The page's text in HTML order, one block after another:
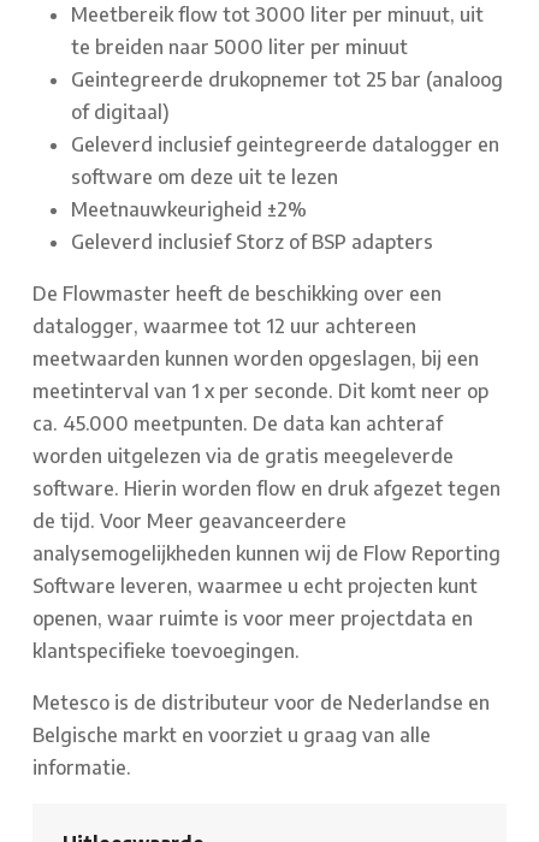
Meetbereik flow tot 3000 liter per minuut, uit
te breiden naar 5000 liter per minuut
Geintegreerde drukopnemer tot 25 bar (analoog
of digitaal)
Geleverd inclusief geintegreerde datalogger en
software om deze uit te lezen
Meetnauwkeurigheid ±2%
Geleverd inclusief Storz of BSP adapters
De Flowmaster heeft de beschikking over een
datalogger, waarmee tot 12 uur achtereen
meetwaarden kunnen worden opgeslagen, bij een
meetinterval van 1 x per seconde. Dit komt neer op
ca. 45.000 meetpunten. De data kan achteraf
worden uitgelezen via de gratis meegeleverde
software. Hierin worden flow en druk afgezet tegen
de tijd. Voor Meer geavanceerdere
analysemogelijkheden kunnen wij de Flow Reporting
Software leveren, waarmee u echt projecten kunt
openen, waar ruimte is voor meer projectdata en
klantspecifieke toevoegingen.
Metesco is de distributeur voor de Nederlandse en
Belgische markt en voorziet u graag van alle
informatie.